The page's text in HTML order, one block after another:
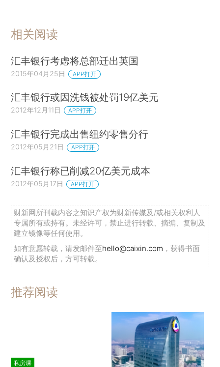
相关阅读
汇丰银行考虑将总部迁出英国
2015年04月25日 APP打开
汇丰银行或因洗钱被处罚19亿美元
2012年12月11日 APP打开
汇丰银行完成出售纽约零售分行
2012年05月21日 APP打开
汇丰银行称已削减20亿美元成本
2012年05月17日 APP打开
财新网所刊载内容之知识产权为财新传媒及/或相关权利人
专属所有或持有。未经许可，禁止进行转载、摘编、复制及
建立镜像等任何使用。
如有意愿转载，请发邮件至hello@caixin.com ，获得书面
确认及授权后，方可转载。
推荐阅读
私房课